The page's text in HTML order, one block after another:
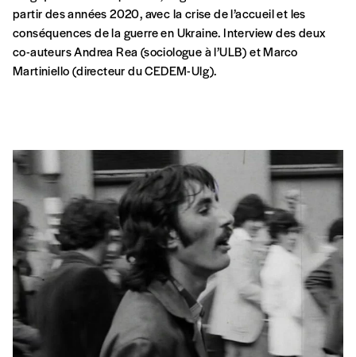
sociologue Mejed Hamzaoui, en présence de quelques-uns
des témoins qui ont participé à ce recueil de récits de vie sur
3 générations. Émotions, poésie et humour garantis.
JE03 FÉV Espace Magh, Bruxelles
ARTS EN MIGRATION MIGRATIONS
“Présences tunisiennes en Belgique” + “Une
histoire d’amour et de désir”
Une rencontre autour du livrePrésence tunisiennes en
Belgiqueorganisée dans le cadre du Festival Cinéma
Méditerranéen, avec les auteurs et des témoins de ce recueil
de récits de vie. Suivie de la projection du film de Leyla
Bouzid:
Une histoire d’amour et de désir.
ME08 DÉC
Cinéma Palace
Boulevard Anspach, 85